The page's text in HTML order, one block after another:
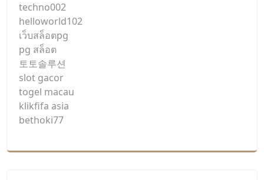
techno002
helloworld102
เว็บสล็อตpg
pg สล็อต
토토솔루션
slot gacor
togel macau
klikfifa asia
bethoki77